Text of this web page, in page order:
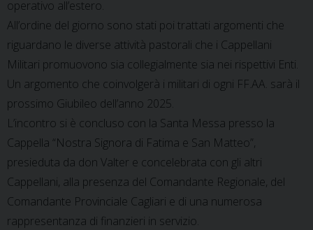
operativo all’estero.
All’ordine del giorno sono stati poi trattati argomenti che
riguardano le diverse attività pastorali che i Cappellani
Militari promuovono sia collegialmente sia nei rispettivi Enti.
Un argomento che coinvolgerà i militari di ogni FF.AA. sarà il
prossimo Giubileo dell’anno 2025.
L’incontro si è concluso con la Santa Messa presso la
Cappella “Nostra Signora di Fatima e San Matteo”,
presieduta da don Valter e concelebrata con gli altri
Cappellani, alla presenza del Comandante Regionale, del
Comandante Provinciale Cagliari e di una numerosa
rappresentanza di finanzieri in servizio.